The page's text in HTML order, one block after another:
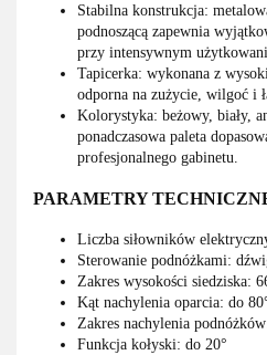
Stabilna konstrukcja:
podnoszącą zapewnia
przy intensywnym
Tapicerka: wykonana z
odporna na zużycie, wilgoć i
Kolorystyka: beżowy, biały,
ponadczasowa paleta
profesjonalnego gabinetu.
PARAMETRY
Liczba siłowników
Sterowanie podnóżkami:
Zakres wysokości siedziska:
Kąt nachylenia oparcia: do
Zakres nachylenia
Funkcja kołyski: do 20°